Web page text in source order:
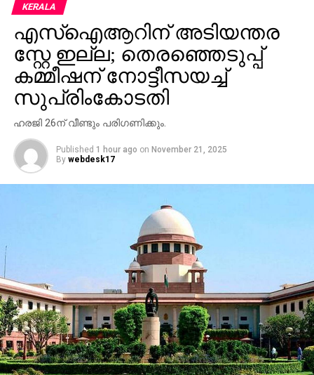
KERALA
എസ്ഐആറിന് അടിയന്തര
സ്റ്റേ ഇല്ല; തെരഞ്ഞെടുപ്പ്
കമ്മീഷന് നോട്ടീസയച്ച്
സുപ്രിംകോടതി
ഹരജി 26ന് വീണ്ടും പരിഗണിക്കും.
Published 1 hour ago on November 21, 2025
By webdesk17